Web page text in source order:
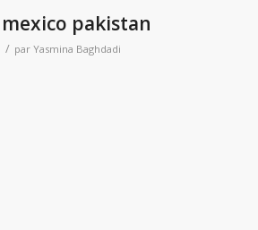
pakistan
/ par Yasmina Baghdadi